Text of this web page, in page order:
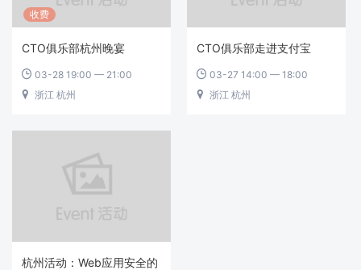
收费
CTO俱乐部杭州晚宴
 03-28 19:00 — 21:00
 浙江 杭州
CTO俱乐部走进支付宝
 03-27 14:00 — 18:00
 浙江 杭州
杭州活动：Web应用安全的